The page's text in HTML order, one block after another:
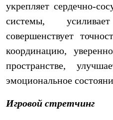
укрепляет сердечно-
системы,
совершенствует
координацию,
пространстве,
эмоциональное
Игровой стретчинг